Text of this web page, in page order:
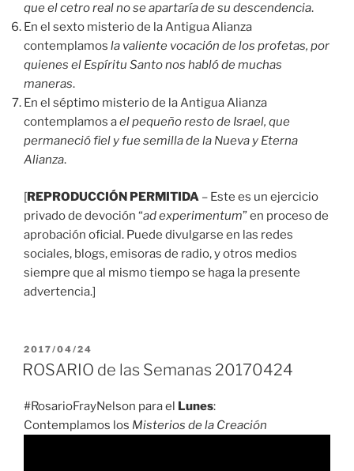
que el cetro real no se apartaría de su descendencia.
En el sexto misterio de la Antigua Alianza
contemplamos la valiente vocación de los profetas, por
quienes el Espíritu Santo nos habló de muchas
maneras.
En el séptimo misterio de la Antigua Alianza
contemplamos ael pequeño resto de Israel, que
permaneció fiel y fue semilla de la Nueva y Eterna
Alianza.
[REPRODUCCIÓN PERMITIDA – Este es un ejercicio
privado de devoción “ad experimentum” en proceso de
aprobación oficial. Puede divulgarse en las redes
sociales, blogs, emisoras de radio, y otros medios
siempre que al mismo tiempo se haga la presente
advertencia.]
PUBLICADO
EL
2017/04/24
ROSARIO de las Semanas 20170424
#RosarioFrayNelson para el Lunes:
Contemplamos los Misterios de la Creación